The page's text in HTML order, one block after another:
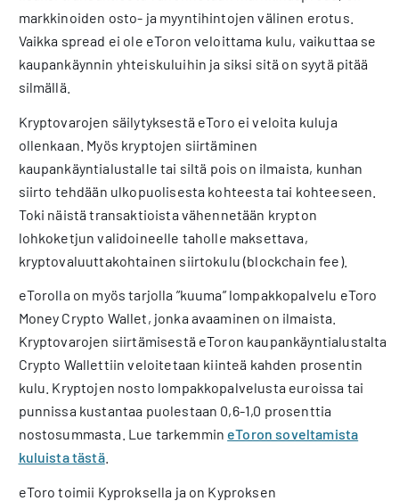
markkinoiden osto- ja myyntihintojen välinen erotus.
Vaikka spread ei ole eToron veloittama kulu, vaikuttaa se
kaupankäynnin yhteiskuluihin ja siksi sitä on syytä pitää
silmällä.
Kryptovarojen säilytyksestä eToro ei veloita kuluja
ollenkaan. Myös kryptojen siirtäminen
kaupankäyntialustalle tai siltä pois on ilmaista, kunhan
siirto tehdään ulkopuolisesta kohteesta tai kohteeseen.
Toki näistä transaktioista vähennetään krypton
lohkoketjun validoineelle taholle maksettava,
kryptovaluuttakohtainen siirtokulu (blockchain fee).
eTorolla on myös tarjolla ”kuuma” lompakkopalvelu eToro
Money Crypto Wallet, jonka avaaminen on ilmaista.
Kryptovarojen siirtämisestä eToron kaupankäyntialustalta
Crypto Wallettiin veloitetaan kiinteä kahden prosentin
kulu. Kryptojen nosto lompakkopalvelusta euroissa tai
punnissa kustantaa puolestaan 0,6-1,0 prosenttia
nostosummasta. Lue tarkemmin eToron soveltamista
kuluista tästä.
eToro toimii Kyproksella ja on Kyproksen